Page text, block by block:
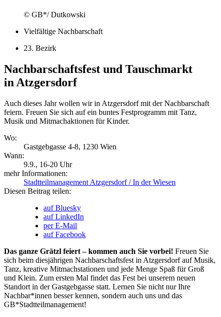
© GB*/ Dutkowski
Vielfältige Nachbarschaft
23. Bezirk
Nachbarschaftsfest und Tauschmarkt
in Atzgersdorf
Auch dieses Jahr wollen wir in Atzgersdorf mit der Nachbarschaft
feiern. Freuen Sie sich auf ein buntes Festprogramm mit Tanz,
Musik und Mitmachaktionen für Kinder.
Wo:
Gastgebgasse 4-8, 1230 Wien
Wann:
9.9., 16-20 Uhr
mehr Informationen:
Stadtteilmanagement Atzgersdorf / In der Wiesen
Diesen Beitrag teilen:
auf Bluesky
auf LinkedIn
per E-Mail
auf Facebook
Das ganze Grätzl feiert – kommen auch Sie vorbei! Freuen Sie
sich beim diesjährigen Nachbarschaftsfest in Atzgersdorf auf Musik,
Tanz, kreative Mitmachstationen und jede Menge Spaß für Groß
und Klein. Zum ersten Mal findet das Fest bei unserem neuen
Standort in der Gastgebgasse statt. Lernen Sie nicht nur Ihre
Nachbar*innen besser kennen, sondern auch uns und das
GB*Stadtteilmanagement!